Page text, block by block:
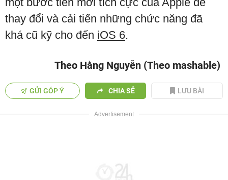
thay đổi và cải tiến những chức năng đã
khá cũ kỹ cho đến iOS 6.
Theo Hằng Nguyễn (Theo mashable)
GỬI GÓP Ý CHIA SẺ LƯU BÀI